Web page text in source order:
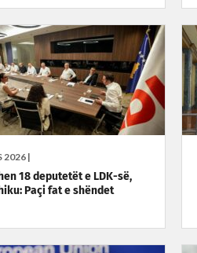
2026 |
18 deputetët e LDK-së,
Paçi fat e shëndet